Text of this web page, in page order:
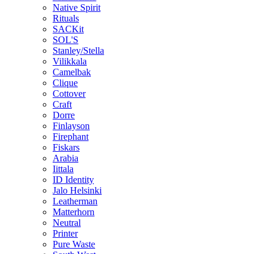
Native Spirit
Rituals
SACKit
SOL'S
Stanley/Stella
Vilikkala
Camelbak
Clique
Cottover
Craft
Dorre
Finlayson
Firephant
Fiskars
Arabia
Iittala
ID Identity
Jalo Helsinki
Leatherman
Matterhorn
Neutral
Printer
Pure Waste